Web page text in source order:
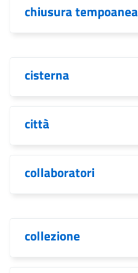
chiusura tempoanea
cisterna
città
collaboratori
collezione